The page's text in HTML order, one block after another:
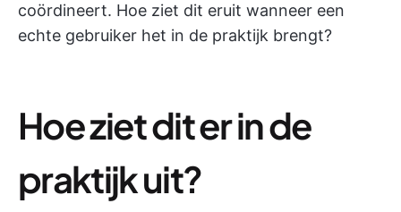
coördineert. Hoe ziet dit eruit wanneer een
echte gebruiker het in de praktijk brengt?
Hoe ziet dit er in de
praktijk uit?